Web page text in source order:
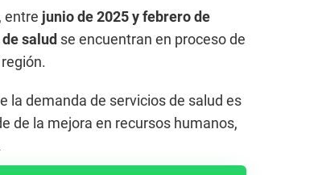
entre junio de 2025 y febrero de
salud se encuentran en proceso de
la demanda de servicios de salud es
de la mejora en recursos humanos,